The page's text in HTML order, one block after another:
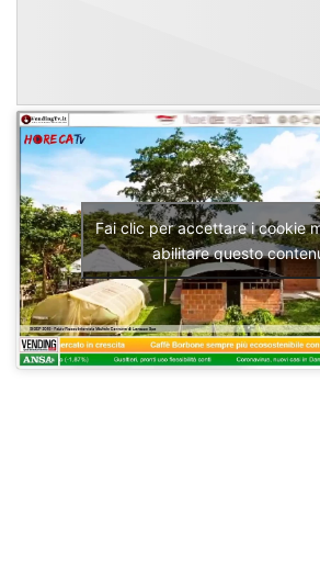
Fai clic per accettare i cookie
abilitare questo